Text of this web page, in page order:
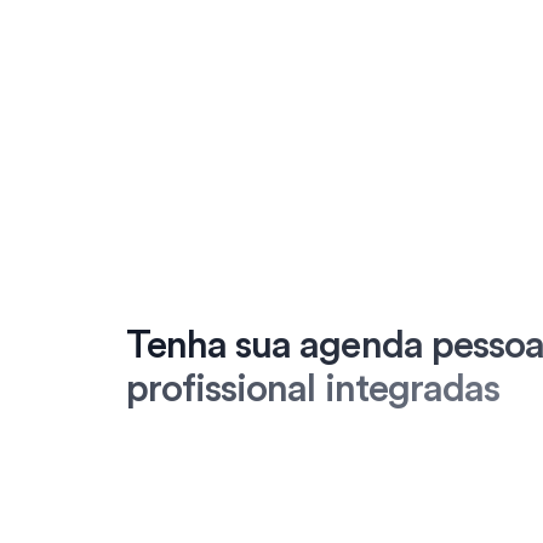
Tenha sua agenda
profissional integradas